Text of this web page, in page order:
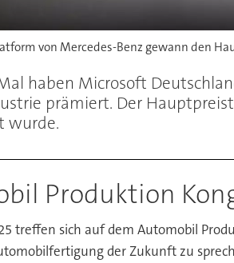
von Mercedes-Benz gewann den
haben Microsoft
prämiert. Der
wurde.
Produktion
treffen sich auf dem Automobil
der Zukunft zu